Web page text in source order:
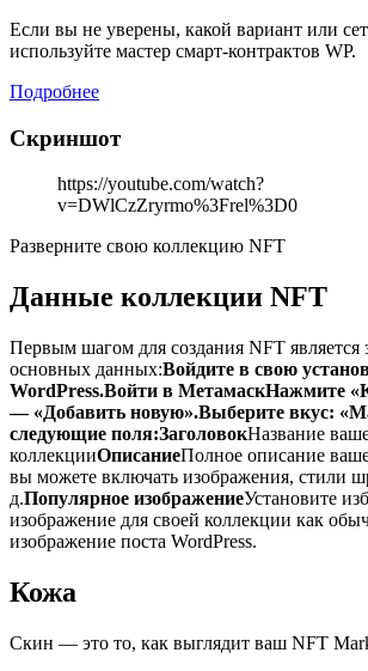
Если вы не уверены, какой вариант или
используйте мастер смарт-контрактов WP.
Подробнее
Скриншот
https://youtube.com/watch?
v=DWlCzZryrmo%3Frel%3D0
Разверните свою коллекцию NFT
Данные коллекции NFT
Первым шагом для создания NFT является
основных данных:Войдите в свою
WordPress.Войти в МетамаскНажмите
— «Добавить новую».Выберите вкус:
следующие поля:ЗаголовокНазвание
коллекцииОписаниеПолное описание
вы можете включать изображения, стили
д.Популярное изображениеУстановите
изображение для своей коллекции как
изображение поста WordPress.
Кожа
Скин — это то, как выглядит ваш NFT